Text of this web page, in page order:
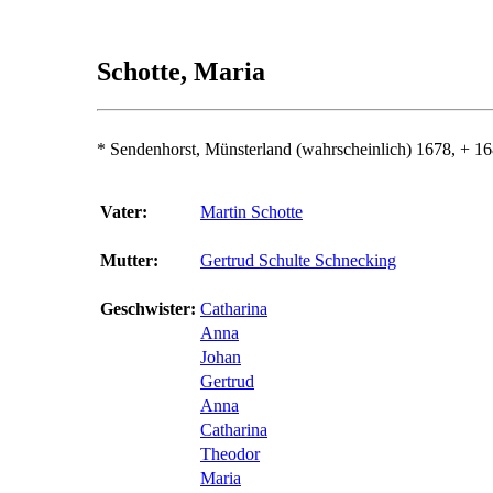
Schotte, Maria
* Sendenhorst, Münsterland (wahrscheinlich) 1678, +
Vater: Martin Schotte
Mutter: Gertrud Schulte Schnecking
Geschwister: Catharina
Anna
Johan
Gertrud
Anna
Catharina
Theodor
Maria